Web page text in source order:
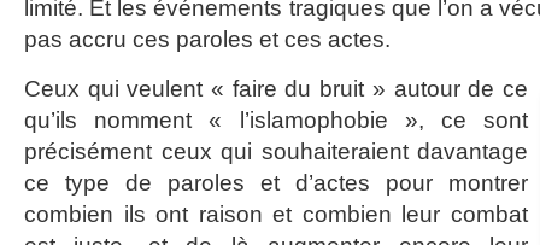
limité. Et les événements tragiques que l’on a
pas accru ces paroles et ces actes.
Ceux qui veulent « faire du bruit » autour de ce
qu’ils nomment « l’islamophobie », ce sont
précisément ceux qui souhaiteraient davantage
ce type de paroles et d’actes pour montrer
combien ils ont raison et combien leur combat